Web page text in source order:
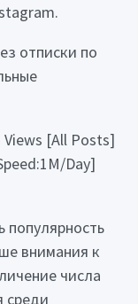
отписки по
Views [All Posts]
Day]
популярность
внимания к
числа
среди